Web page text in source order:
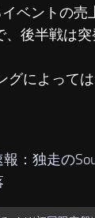
ベントの売
、後半戦は
によって
：独走の